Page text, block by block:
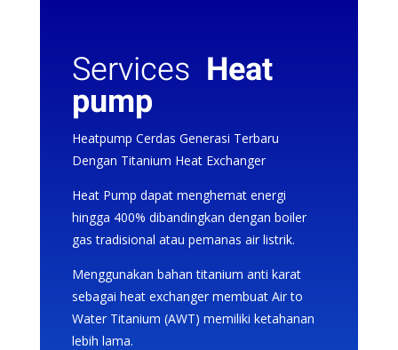
Services Heat
pump
Heatpump Cerdas Generasi Terbaru
Dengan Titanium Heat Exchanger
Heat Pump dapat menghemat energi
hingga 400% dibandingkan dengan boiler
gas tradisional atau pemanas air listrik.
Menggunakan bahan titanium anti karat
sebagai heat exchanger membuat Air to
Water Titanium (AWT) memiliki ketahanan
lebih lama.